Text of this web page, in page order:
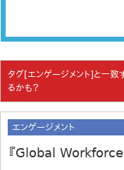
タグ[エンゲージメント]と一
るかも？
エンゲージメント
『Global